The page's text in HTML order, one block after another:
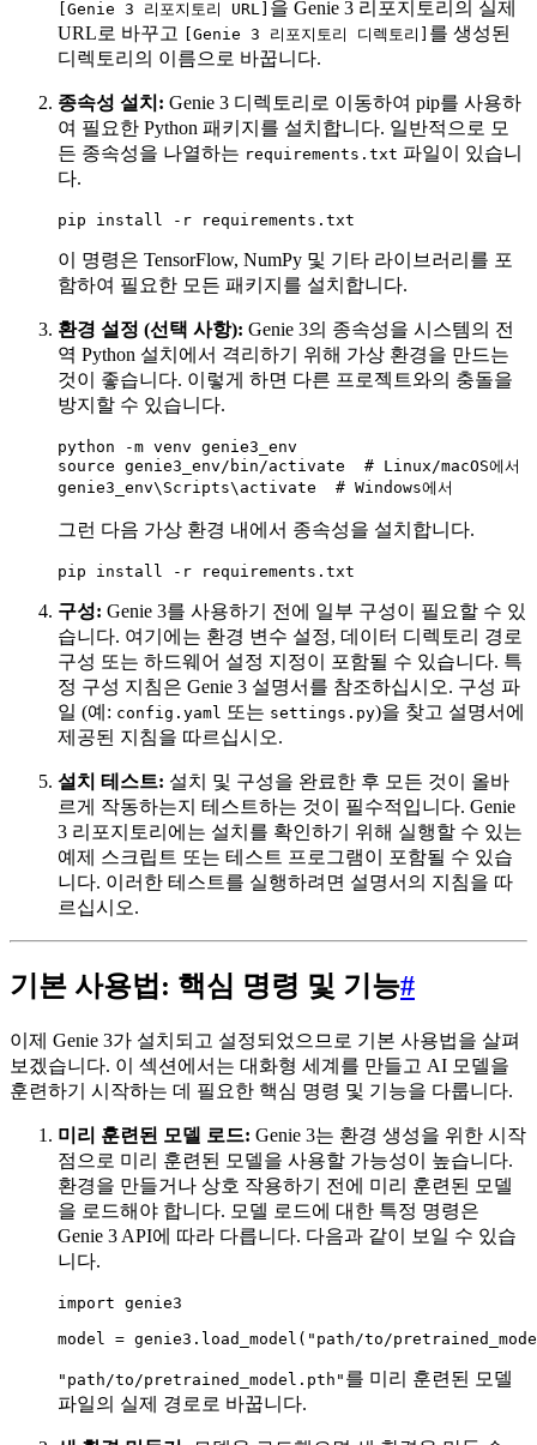
[Genie 3 리포지토리 URL] 을 Genie 3 리포지토리의 실제
URL로 바꾸고
[Genie 3 리포지토리 디렉토리] 를 생성된
디렉토리의 이름으로 바꿉니다.
종속성 설치: Genie 3 디렉토리로 이동하여 pip를 사용하
여 필요한 Python 패키지를 설치합니다. 일반적으로 모
든 종속성을 나열하는 requirements.txt 파일이 있습니
다.
이 명령은 TensorFlow, NumPy 및 기타 라이브러리를 포
함하여 필요한 모든 패키지를 설치합니다.
환경 설정 (선택 사항): Genie 3의 종속성을 시스템의 전
역 Python 설치에서 격리하기 위해 가상 환경을 만드는
것이 좋습니다. 이렇게 하면 다른 프로젝트와의 충돌을
방지할 수 있습니다.
python -m venv genie3_env
source genie3_env/bin/activate  # Linux/macOS에서
그런 다음 가상 환경 내에서 종속성을 설치합니다.
구성: Genie 3를 사용하기 전에 일부 구성이 필요할 수 있
습니다. 여기에는 환경 변수 설정, 데이터 디렉토리 경로
구성 또는 하드웨어 설정 지정이 포함될 수 있습니다. 특
정 구성 지침은 Genie 3 설명서를 참조하십시오. 구성 파
일 (예: config.yaml 또는 settings.py)을 찾고 설명서에
제공된 지침을 따르십시오.
설치 테스트: 설치 및 구성을 완료한 후 모든 것이 올바
르게 작동하는지 테스트하는 것이 필수적입니다. Genie
3 리포지토리에는 설치를 확인하기 위해 실행할 수 있는
예제 스크립트 또는 테스트 프로그램이 포함될 수 있습
니다. 이러한 테스트를 실행하려면 설명서의 지침을 따
르십시오.
기본 사용법: 핵심 명령 및 기능#
이제 Genie 3가 설치되고 설정되었으므로 기본 사용법을 살펴
보겠습니다. 이 섹션에서는 대화형 세계를 만들고 AI 모델을
훈련하기 시작하는 데 필요한 핵심 명령 및 기능을 다룹니다.
미리 훈련된 모델 로드: Genie 3는 환경 생성을 위한 시작
점으로 미리 훈련된 모델을 사용할 가능성이 높습니다.
환경을 만들거나 상호 작용하기 전에 미리 훈련된 모델
을 로드해야 합니다. 모델 로드에 대한 특정 명령은
Genie 3 API에 따라 다릅니다. 다음과 같이 보일 수 있습
니다.
import genie3
"path/to/pretrained_model.pth" 를 미리 훈련된 모델
파일의 실제 경로로 바꿉니다.